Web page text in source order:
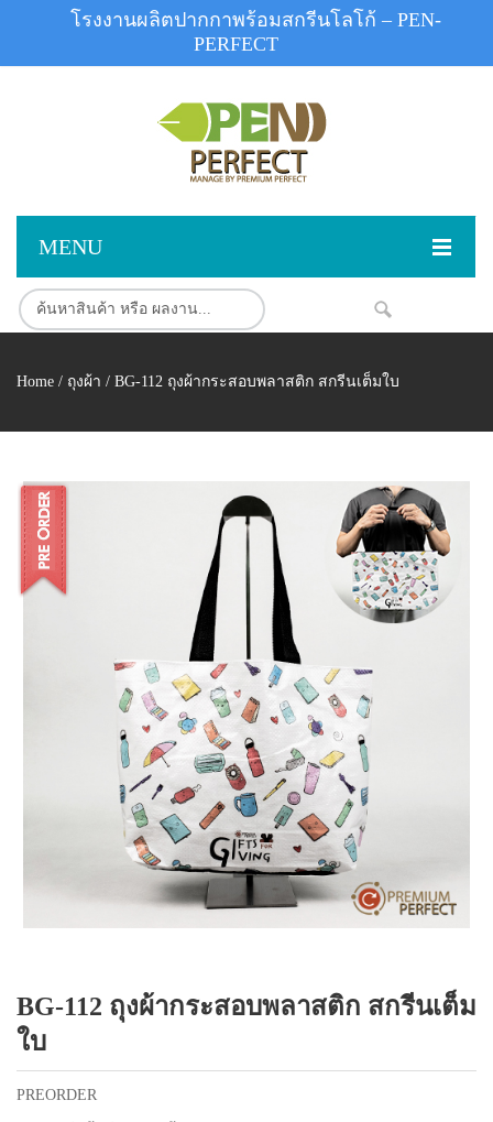
MENU
หน้าแรก
ปากกาพลาสติก
ปากกาโลหะ
ปากกาเน้นข้อความ
ปากกาตั้งโต๊ะ
ปากกา USB
ปากกาทัชสกรีน NEW
ปากกาลบได้ NEW
ปากกาเคมี
ปากกา Quantum NEW
แพคเกจปากกา
สินค้าสต็อก
ผลงานสินค้า
ผลงานโรงงานปากกา
ติดต่อเรา
บทความ
เกี่ยวกับเรา
Home / ถุงผ้า / BG-112 ถุงผ้ากระสอบพลาสติก สกรีนเต็มใบ
BG-112 ถุงผ้ากระสอบพลาสติก สกรีนเต็ม
ใบ
PREORDER
โรงงานผลิตปากกาพร้อมสกรีนโลโก้ – PEN-
PERFECT